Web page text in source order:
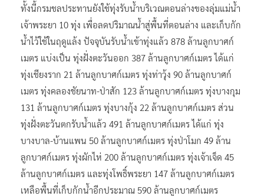
ทั้งนี้กรมชลประทานยังใช้ทุ่งรับน้ำบริเวณตอนล่างของลุ่มแม่น้ำ
เจ้าพระยา 10 ทุ่ง เพื่อลดปริมาณน้ำสู่พื้นที่ตอนล่าง และเก็บกัก
น้ำไว้ใช้ในฤดูแล้ง ปัจจุบันรับน้ำเข้าทุ่งแล้ว 878 ล้านลูกบาศก์
เมตร แบ่งเป็น ทุ่งฝั่งตะวันออก 387 ล้านลูกบาศก์เมตร ได้แก่
ทุ่งเชียงราก 21 ล้านลูกบาศก์เมตร ทุ่งท่าวุ้ง 90 ล้านลูกบาศก์
เมตร ทุ่งคลองชัยนาท-ป่าสัก 123 ล้านลูกบาศก์เมตร ทุ่งบางกุม
131 ล้านลูกบาศก์เมตร ทุ่งบางกุ้ง 22 ล้านลูกบาศก์เมตร ส่วน
ทุ่งฝั่งตะวันตกรับน้ำแล้ว 491 ล้านลูกบาศก์เมตร ได้แก่ ทุ่ง
บางบาล-บ้านแพน 50 ล้านลูกบาศก์เมตร ทุ่งป่าโมก 49 ล้าน
ลูกบาศก์เมตร ทุ่งผักไห่ 200 ล้านลูกบาศก์เมตร ทุ่งเจ้าเจ็ด 45
ล้านลูกบาศก์เมตร และทุ่งโพธิ์พระยา 147 ล้านลูกบาศก์เมตร
เหลือพื้นที่เก็บกักน้ำอีกประมาณ 590 ล้านลูกบาศก์เมตร